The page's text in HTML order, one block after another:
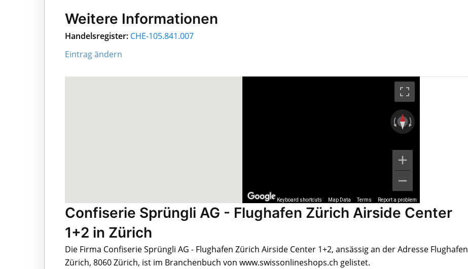
Weitere Informationen
Handelsregister: CHE-105.841.007
Eintrag ändern
Keyboard shortcuts Map Data Terms Report a problem
Confiserie Sprüngli AG - Flughafen Zürich Airside Center
1+2 in Zürich
Die Firma Confiserie Sprüngli AG - Flughafen Zürich Airside Center 1+2, ansässig an der Adresse Flughafen
Zürich, 8060 Zürich, ist im Branchenbuch von www.swissonlineshops.ch gelistet.